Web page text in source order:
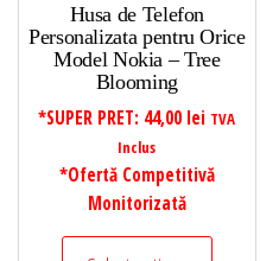
Husa de Telefon
Personalizata pentru Orice
Model Nokia – Tree
Blooming
*SUPER PRET: 44,00 lei TVA
Inclus
*Ofertă Competitivă
Monitorizată